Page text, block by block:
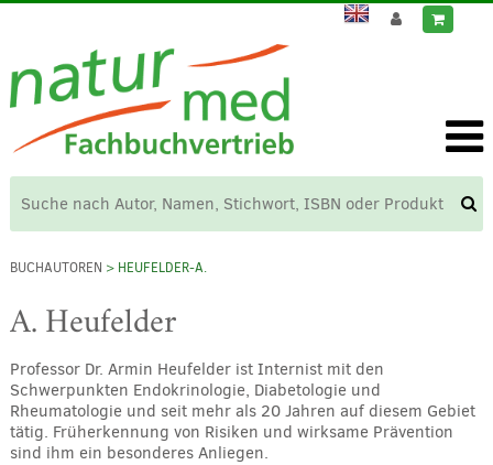
BUCHAUTOREN > HEUFELDER-A.
A. Heufelder
Professor Dr. Armin Heufelder ist Internist mit den
Schwerpunkten Endokrinologie, Diabetologie und
Rheumatologie und seit mehr als 20 Jahren auf diesem Gebiet
tätig. Früherkennung von Risiken und wirksame Prävention
sind ihm ein besonderes Anliegen.